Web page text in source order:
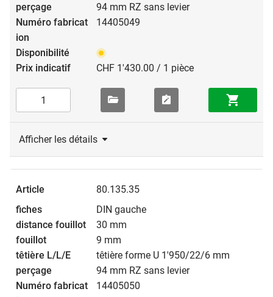
94 mm RZ sans levier
14405049
CHF 1'430.00 / 1 pièce
Afficher les détails
80.135.35
DIN gauche
30 mm
9 mm
têtière forme U 1'950/22/6 mm
94 mm RZ sans levier
14405050